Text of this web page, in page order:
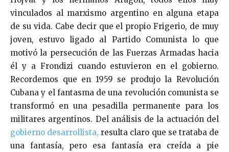
vinculados al marxismo argentino en alguna etapa
de su vida. Cabe decir que el propio Frigerio, de muy
joven, estuvo ligado al Partido Comunista lo que
motivó la persecución de las Fuerzas Armadas hacia
él y a Frondizi cuando estuvieron en el gobierno.
Recordemos que en 1959 se produjo la Revolución
Cubana y el fantasma de una revolución comunista se
transformó en una pesadilla permanente para los
militares argentinos. Del análisis de la actuación del
gobierno desarrollista, resulta claro que se trataba de
una fantasía, pero esa fantasía era creída a pie